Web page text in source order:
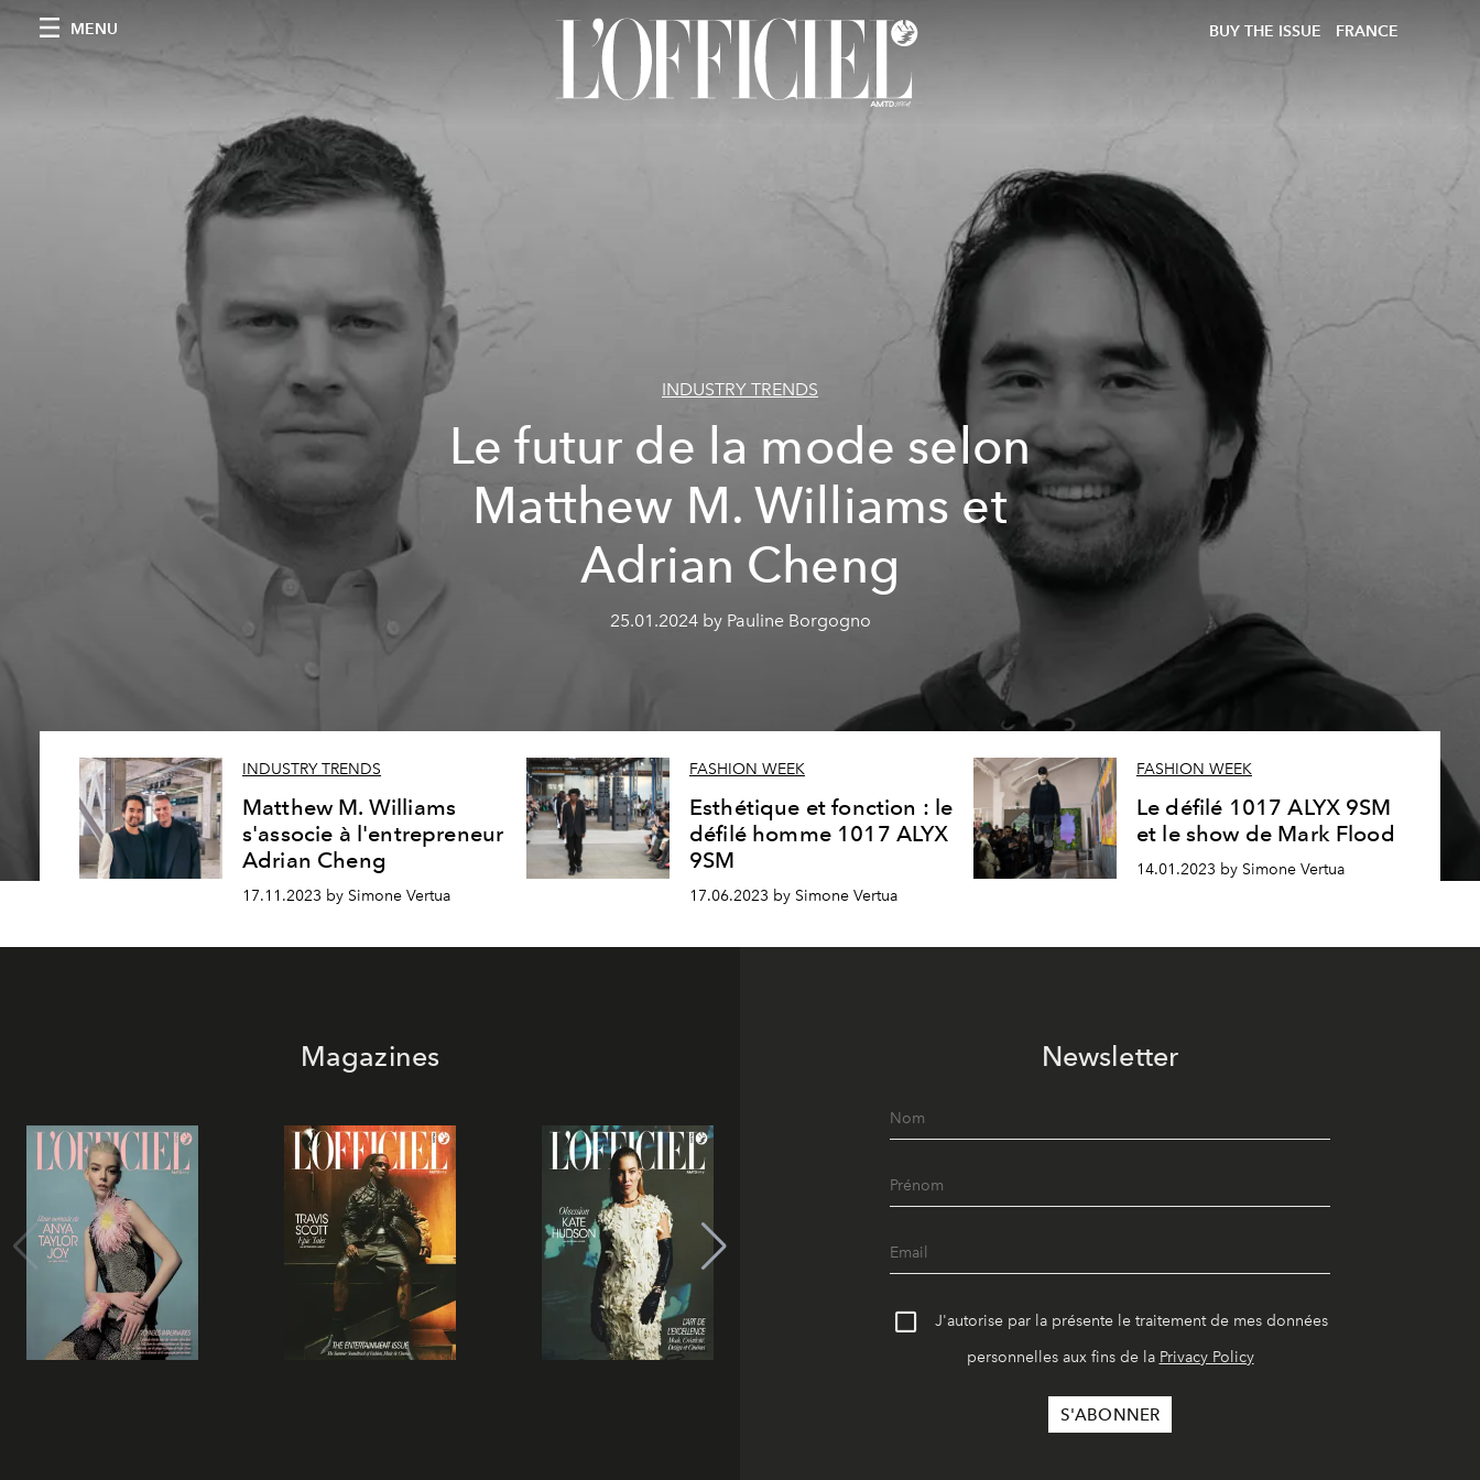
MENU BUY THE ISSUE FRANCE
INDUSTRY TRENDS
Le futur de la mode selon
Matthew M. Williams et
Adrian Cheng
25.01.2024 by Pauline Borgogno
INDUSTRY TRENDS
Matthew M. Williams
s'associe à l'entrepreneur
Adrian Cheng
17.11.2023 by Simone Vertua
FASHION WEEK
Esthétique et fonction : le
défilé homme 1017 ALYX
9SM
17.06.2023 by Simone Vertua
FASHION WEEK
Le défilé 1017 ALYX 9SM
et le show de Mark Flood
14.01.2023 by Simone Vertua
Magazines Newsletter
J'autorise par la présente le traitement de mes données
personnelles aux fins de la Privacy Policy